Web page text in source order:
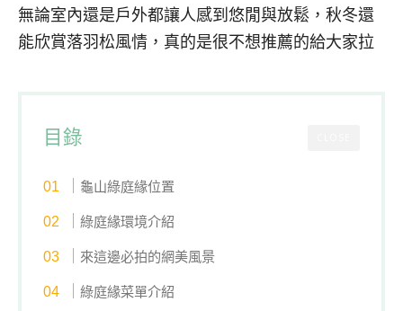
無論室內還是戶外都讓人感到悠閒與放鬆，秋冬還
能欣賞落羽松風情，真的是很不想推薦的給大家拉
目錄
龜山綠庭緣位置
綠庭緣環境介紹
來這邊必拍的網美風景
綠庭緣菜單介紹